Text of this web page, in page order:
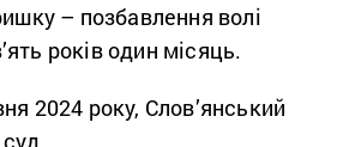
– позбавлення волі
років один місяць.
2024 року, Слов’янський